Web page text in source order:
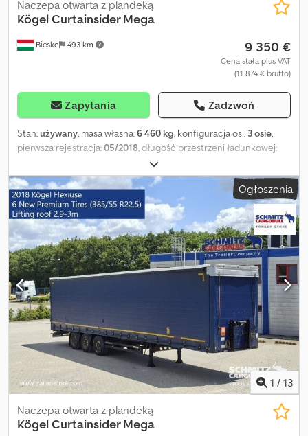
Bicske 493 km
Naczepa otwarta z plandeką
KögelCurtainsider Mega
9 350 €
Cena stała plus VAT
(11 874 € brutto)
Zapytania Zadzwoń
Stan:używany, masa własna:6 460 kg, konfiguracja osi: 3 osie,
pierwsza rejestracja:05/2018, długość przestrzeni ładunkowej:
, szerokość przestrzeni ładunkowej:
wysokość przestrzeni ładunkowej:3 000 mm, objętość
przestrzeni ładunkowej:101 m³ , rozmiar opony: 385/55 R22,5, Rok
budowy:2018, Wyposażenie:ABS, Masa własna: 6460 kg, certyfikat
DIN EN 12642 (kod XL), Powierzchnia załadunkowa (D S W): 13 620
mm x 2 480 mm x 3 000 mm, Rozmiar opony: 385/55 R22.5, Objętość
przestrzeni ładunkowej: 101 m³, 1 oś: , 2 oś: , 3 oś: , zawieszenie
samopoziomujące, elektroniczny system hamulcowy EBS,
przesuwany dach, gniazda 1x15 i 2x7 pin, antispray, podnoszony
dach (ręczny): 2,9 m - 3,0 m, system kurtynowy. Przegląd
wszystkich dostępnych pojazdów znajdą Państwo na naszej
stronie internetowej. Potrzebujesz finansowania? Oferujemy
indywidualne rozwiązania finansowe, umowy serwisowe oraz
usługi telematyczne. Chętnie doradzimy osobiście. Crodpfx Aszn
D Dtob Hof
Ogłoszenia
1 / 13
Naczepa otwarta z plandeką
KögelCurtainsider Mega